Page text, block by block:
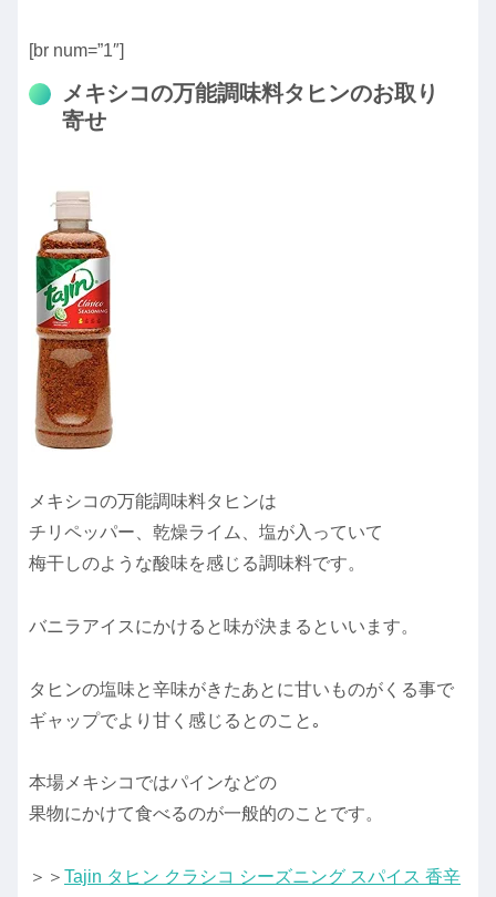
[br num=”1″]
メキシコの万能調味料タヒンのお取り
寄せ
メキシコの万能調味料タヒンは
チリペッパー、乾燥ライム、塩が入っていて
梅干しのような酸味を感じる調味料です。
バニラアイスにかけると味が決まるといいます。
タヒンの塩味と辛味がきたあとに甘いものがくる事で
ギャップでより甘く感じるとのこと｡
本場メキシコではパインなどの
果物にかけて食べるのが一般的のことです。
＞＞ Tajin タヒン クラシコ シーズニング スパイス 香辛